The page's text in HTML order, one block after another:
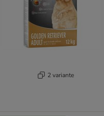
2 variante